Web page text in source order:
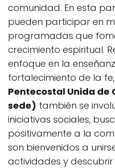
comunidad. En esta
pueden participar en
programadas que
crecimiento espiritual.
enfoque en la
fortalecimiento de la
Pentecostal Unida de
sede) también se
iniciativas sociales,
positivamente a la
son bienvenidos a
actividades y